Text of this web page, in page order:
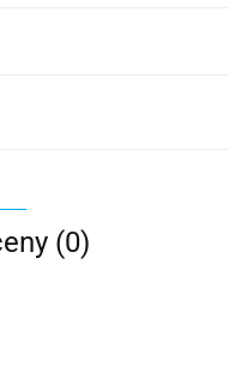
(0)